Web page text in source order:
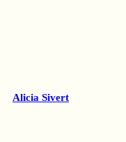
Alicia Sivert